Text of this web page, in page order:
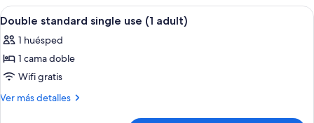
Abrir
todas
las
fotos
de
Double
Caja fuerte, escritorio, wifi gratis y
2
Double standard single use (1 adult)
1 huésped
1 cama doble
Wifi gratis
Ver más detalles
Más